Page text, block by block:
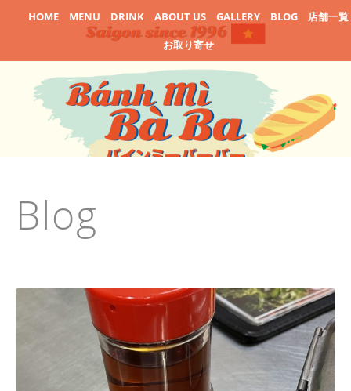
HOME MENU DRINK ABOUT US GALLERY BLOG
店舗一覧
お取り寄せ
Blog